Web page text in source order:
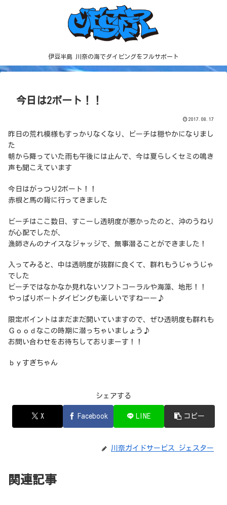
伊豆半島 川奈の海でダイビングをフルサポート
今日は2ボート！！
2017.08.17
昨日の荒れ模様もすっかりなくなり、ビーチは穏やかになりまし
た
朝から降っていた雨も午後には止んで、今は夏らしくセミの鳴き
声も聞こえています
今日はがっつり2ボート！！
赤根と馬の背に行ってきました
ビーチはここ数日、すこーし透明度が悪かったのと、沖のうねり
が心配でしたが、
漁師さんのナイスなジャッジで、無事潜ることができました！
入ってみると、中は透明度が抜群に良くて、群れもうじゃうじゃ
でした
ビーチではなかなか見れないソフトコーラルや海藻、地形！！
やっぱりボートダイビングも楽しいですねーー♪
限定ポイントはまだまだ開いていますので、ぜひ透明度も群れも
Ｇｏｏｄなこの時期に潜っちゃいましょう♪
お問い合わせをお待ちしておりまーす！！
ｂｙすぎちゃん
シェアする
X Facebook LINE コピー
川奈ガイドサービス ジェスター
関連記事